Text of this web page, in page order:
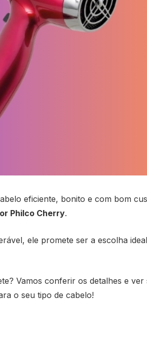
eficiente, bonito e com bom
Philco Cherry.
ele promete ser a escolha
Vamos conferir os detalhes e ver
o seu tipo de cabelo!